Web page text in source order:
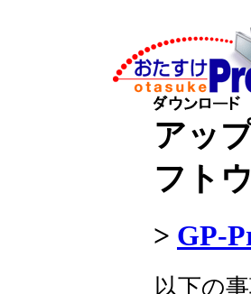
アッ
フト
> GP-
以下の